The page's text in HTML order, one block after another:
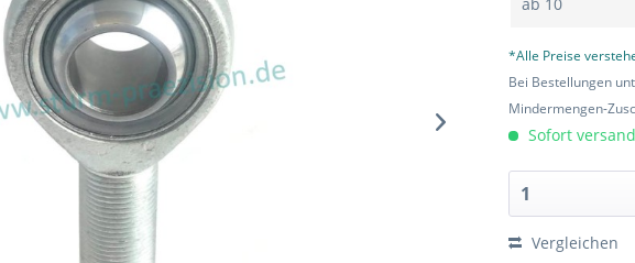
*Alle Preise
Bei Bestellungen
Mindermengen-
Sofort
Vergleichen